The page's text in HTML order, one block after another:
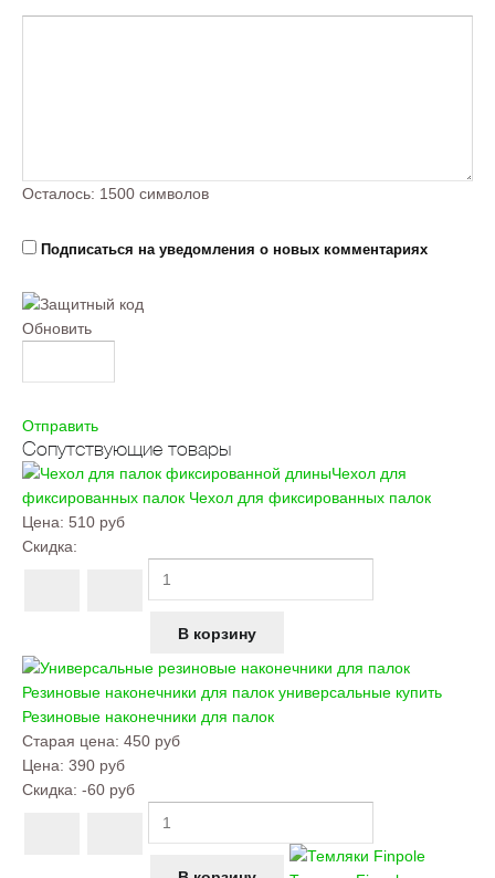
Осталось: 1500 символов
Подписаться на уведомления о новых комментариях
Обновить
Отправить
Сопутствующие товары
Чехол для
фиксированных палок Чехол для фиксированных палок
Цена: 510 руб
Скидка:
Резиновые наконечники для палок универсальные купить
Резиновые наконечники для палок
Старая цена: 450 руб
Цена: 390 руб
Скидка: -60 руб